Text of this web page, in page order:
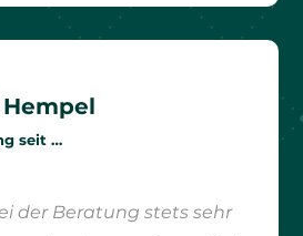
seit …
der Beratung stets sehr